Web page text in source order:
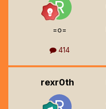
=o=
414
rexr0th